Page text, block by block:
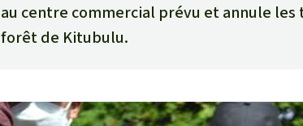
au centre commercial prévu et annule
forêt de Kitubulu.